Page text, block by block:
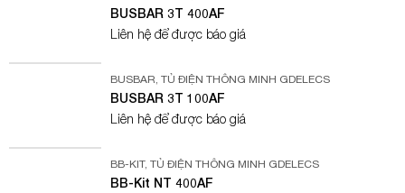
BUSBAR 3T 400AF
Liên hệ để được báo giá
BUSBAR, TỦ ĐIỆN THÔNG MINH GDELECS
BUSBAR 3T 100AF
Liên hệ để được báo giá
BB-KIT, TỦ ĐIỆN THÔNG MINH GDELECS
BB-Kit NT 400AF